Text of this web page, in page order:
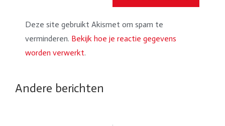
Deze site gebruikt Akismet om spam te
verminderen. Bekijk hoe je reactie gegevens
worden verwerkt.
Andere berichten